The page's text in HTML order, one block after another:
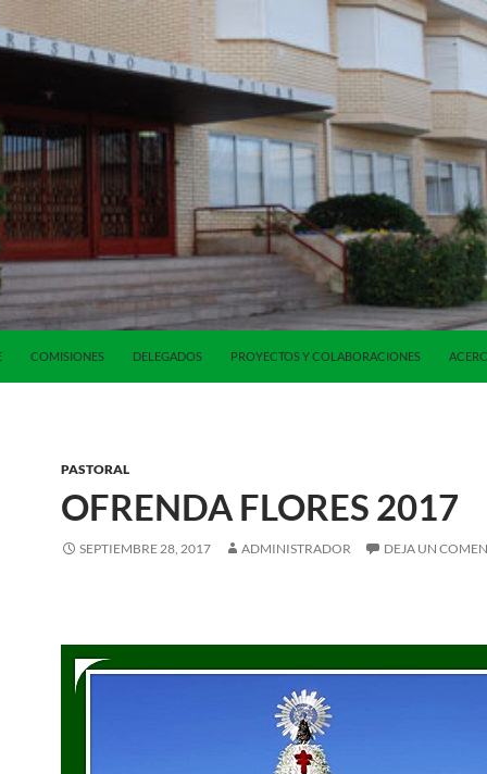
COMISIONES DELEGADOS PROYECTOS Y COLABORACIONES
PASTORAL
OFRENDA FLORES 2017
SEPTIEMBRE 28, 2017 ADMINISTRADOR DEJA UN